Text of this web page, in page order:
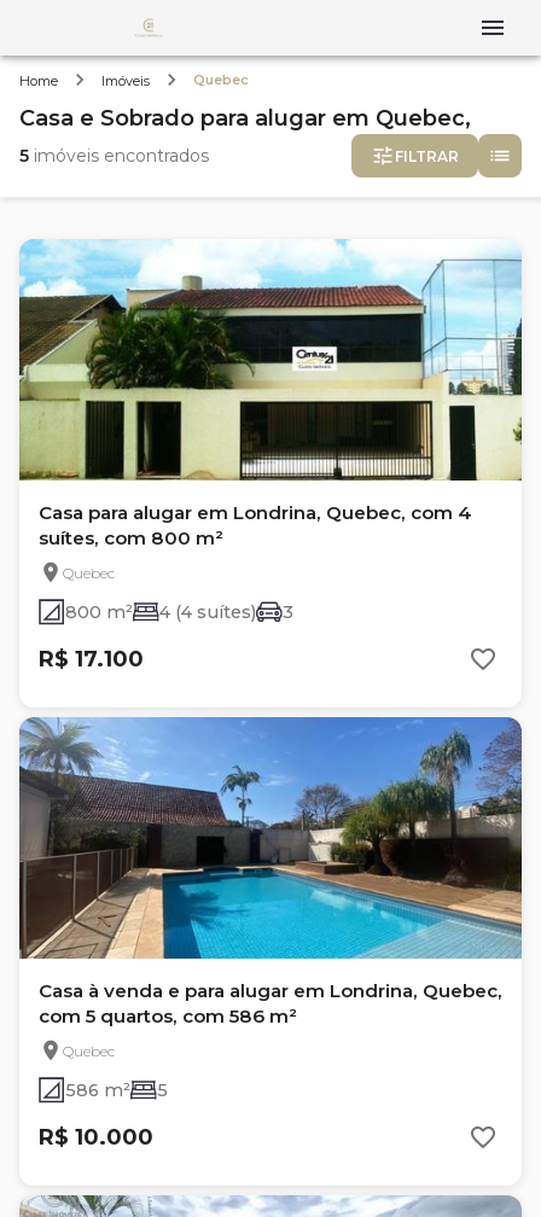
Home Imóveis Quebec
Casa e Sobrado para alugar em Quebec,
5 imóveis encontrados FILTRAR
Casa para alugar em Londrina, Quebec, com 4
suítes, com 800 m²
Quebec
800 m² 4 (4 suítes) 3
R$ 17.100
Casa à venda e para alugar em Londrina, Quebec,
com 5 quartos, com 586 m²
Quebec
586 m² 5
R$ 10.000